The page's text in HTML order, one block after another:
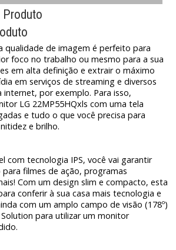
Produto
qualidade de imagem é perfeito para
foco no trabalho ou mesmo para a sua
em alta definição e extrair o máximo
em serviços de streaming e diversos
por exemplo. Para isso,
LG 22MP55HQxls com uma tela
e tudo o que você precisa para
e brilho.
com tecnologia IPS, você vai garantir
filmes de ação, programas
Com um design slim e compacto, esta
conferir à sua casa mais tecnologia e
com um amplo campo de visão (178º)
para utilizar um monitor